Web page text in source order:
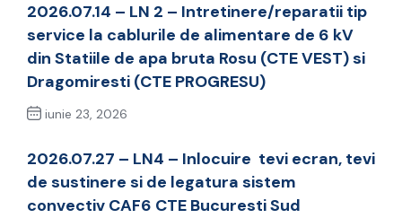
2026.07.14 – LN 2 – Intretinere/reparatii tip
service la cablurile de alimentare de 6 kV
din Statiile de apa bruta Rosu (CTE VEST) si
Dragomiresti (CTE PROGRESU)
iunie 23, 2026
2026.07.27 – LN4 – Inlocuire tevi ecran, tevi
de sustinere si de legatura sistem
convectiv CAF6 CTE Bucuresti Sud